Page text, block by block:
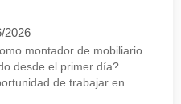
2026
montador de mobiliario
desde el primer día?
de trabajar en